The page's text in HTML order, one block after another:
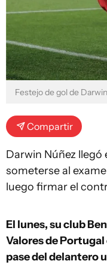
Festejo de gol de
Compartir
Darwin Núñez
someterse al
luego firmar el
El lunes, su club
Valores de Portugal
pase del delantero